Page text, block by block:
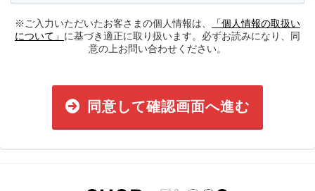
※ご入力いただいたお客さまの個人情報は、
「個人情報の取扱い
について」 に基づき適正に取り扱います。必ずお読みになり、同
意の上お問い合わせください。
同意して確認画面へ進む